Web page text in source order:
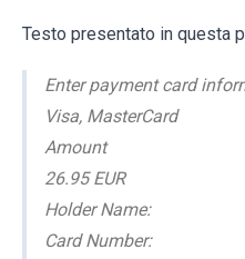
Testo presentato in questa
Enter payment card
Visa, MasterCard
Amount
26.95 EUR
Holder Name:
Card Number: